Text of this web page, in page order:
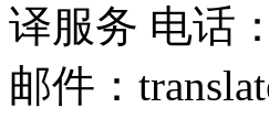
译服务 电话
邮件：